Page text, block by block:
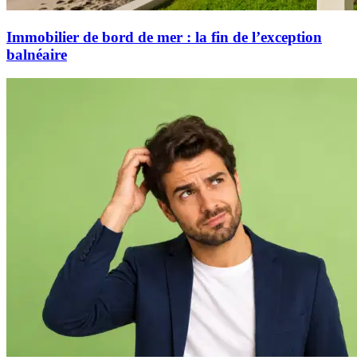
Immobilier de bord de mer : la fin de l’exception
balnéaire